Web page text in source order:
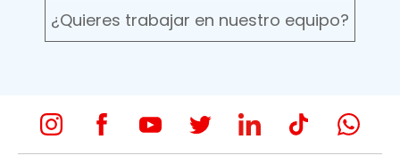
¿Quieres trabajar en nuestro equipo?